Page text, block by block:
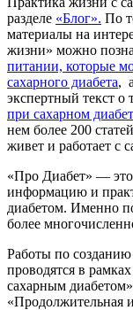
разделе «Блог». По
материалы на
жизни» можно
питании, которые
сахарного диабета,
экспертный текст о
при сахарном
нем более 200
живет и работает с
«Про Диабет» —
информацию и
диабетом. Именно
более
Работы по
проводятся в
сахарным
«Продолжительная